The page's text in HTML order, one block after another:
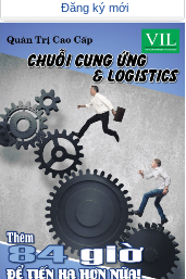
Đăng ký mới